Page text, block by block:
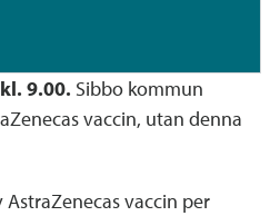
9.00. Sibbo kommun
vaccin, utan denna
vaccin per